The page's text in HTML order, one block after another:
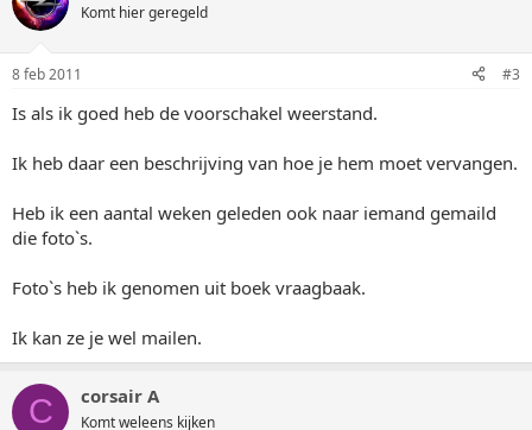
Komt hier geregeld
8 feb 2011 #3
Is als ik goed heb de voorschakel weerstand.
Ik heb daar een beschrijving van hoe je hem moet vervangen.
Heb ik een aantal weken geleden ook naar iemand gemaild
die foto`s.
Foto`s heb ik genomen uit boek vraagbaak.
Ik kan ze je wel mailen.
C corsair A
Komt weleens kijken